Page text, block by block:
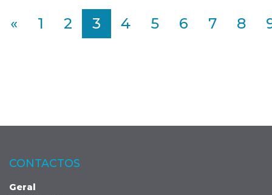
« 1 2 3 4 5 6 7 8
CONTACTOS
Geral